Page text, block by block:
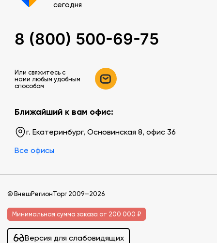
сегодня
8 (800) 500-69-75
Или свяжитесь c
нами любым удобным
способом
Ближайший к вам офис:
г. Екатеринбург, Основинская 8, офис 36
Все офисы
© ВнешРегионТорг 2009—2026
Минимальная сумма заказа от 200 000 ₽
Версия для слабовидящих